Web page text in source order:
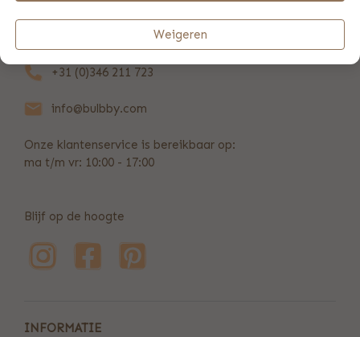
REVIEWS (24)
+31 (0)346 211 723
info@bulbby.com
Onze klantenservice is bereikbaar op:
ma t/m vr: 10:00 - 17:00
Blijf op de hoogte
INFORMATIE
Weigeren